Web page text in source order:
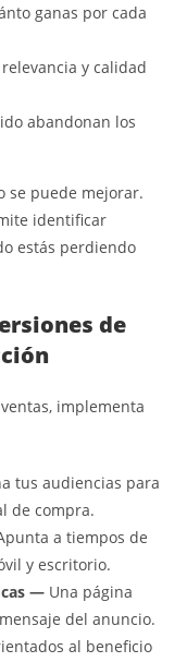
ganas por cada
y calidad
abandonan los
se puede mejorar.
identificar
estás perdiendo
de
implementa
tus audiencias para
de compra.
a tiempos de
y escritorio.
— Una página
del anuncio.
al beneficio